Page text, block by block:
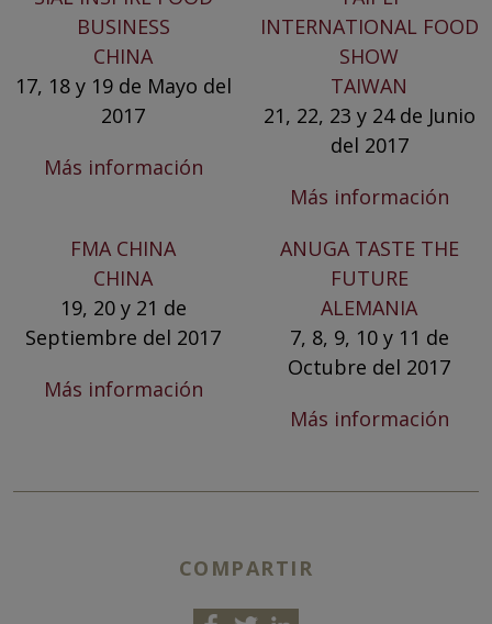
BUSINESS
CHINA
17, 18 y 19 de Mayo del
2017
Más información
INTERNATIONAL FOOD
SHOW
TAIWAN
21, 22, 23 y 24 de Junio
del 2017
Más información
FMA CHINA
CHINA
19, 20 y 21 de
Septiembre del 2017
Más información
ANUGA TASTE THE
FUTURE
ALEMANIA
7, 8, 9, 10 y 11 de
Octubre del 2017
Más información
COMPARTIR